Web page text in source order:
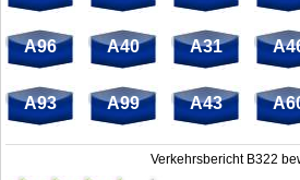
A96 A40 A31
A93 A99 A43
Verkehrsbericht B322